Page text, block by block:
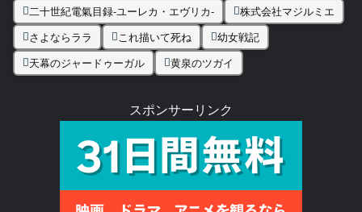
二十世紀電氣目録-ユーレカ・エヴリカ-
株式会社マジルミエ
さよならララ
これ描いて死ね
幼女戦記
天幕のジャードゥーガル
黄泉のツガイ
スポンサーリンク